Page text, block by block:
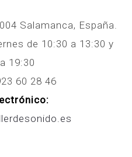
Salamanca, España.
de 10:30 a 13:30 y
a 19:30
60 28 46